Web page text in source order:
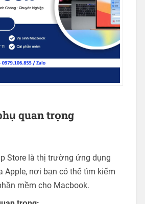
quan trọng
Store là thị trường ứng dụng
Apple, nơi bạn có thể tìm kiếm
mềm cho Macbook.